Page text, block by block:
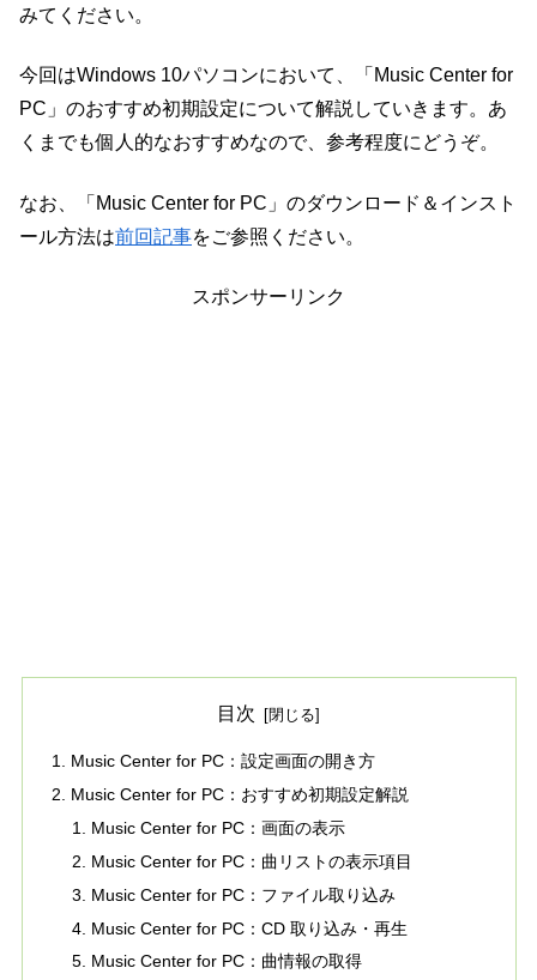
みてください。
今回はWindows 10パソコンにおいて、「Music Center for
PC」のおすすめ初期設定について解説していきます。あ
くまでも個人的なおすすめなので、参考程度にどうぞ。
なお、「Music Center for PC」のダウンロード＆インスト
ール方法は前回記事をご参照ください。
スポンサーリンク
目次
Music Center for PC：設定画面の開き方
Music Center for PC：おすすめ初期設定解説
Music Center for PC：画面の表示
Music Center for PC：曲リストの表示項目
Music Center for PC：ファイル取り込み
Music Center for PC：CD 取り込み・再生
Music Center for PC：曲情報の取得